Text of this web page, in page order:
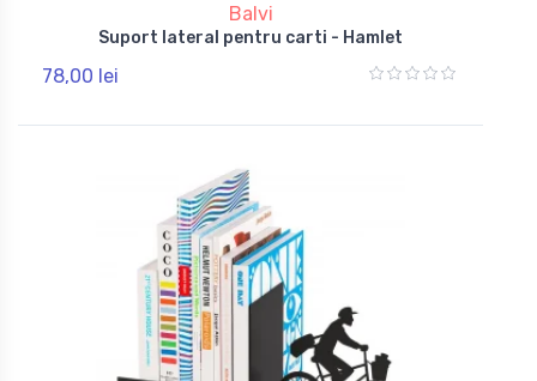
Balvi
Suport lateral pentru carti - Hamlet
78,00 lei